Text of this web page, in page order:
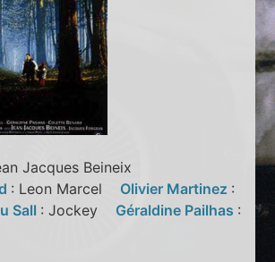
Jacques Beineix
: Leon Marcel Olivier Martinez :
Sall : Jockey Géraldine Pailhas :